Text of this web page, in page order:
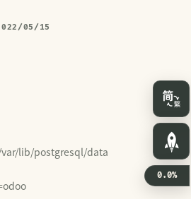
lib/postgresql/data
05/15
0.0%